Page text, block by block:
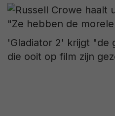
'Gladiator 2' krijgt "de
die ooit op film zijn